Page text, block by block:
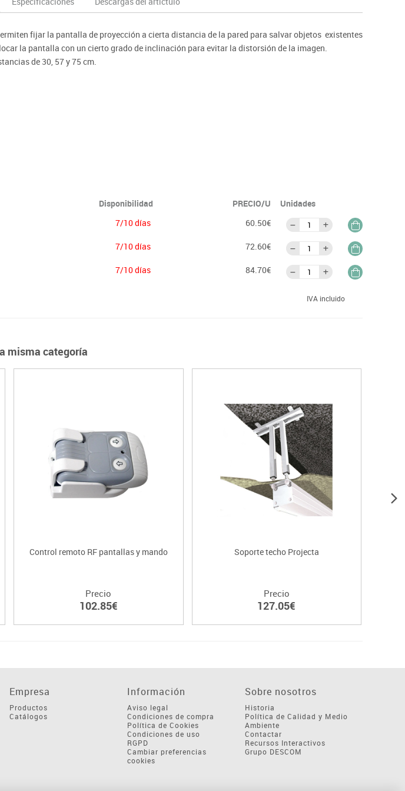
deportiva
Monitores interactivos
Pantallas de proyección
Soportes
fijar la pantalla de proyección a cierta distancia de la pared para salvar objetos existentes
la pantalla con un cierto grado de inclinación para evitar la distorsión de la imagen.
de 30, 57 y 75 cm.
Disponibilidad PRECIO/U
Unidades
7/10 días 60.50€
7/10 días 72.60€
7/10 días 84.70€
IVA incluido
misma categoría
Control remoto RF pantallas y mando
Precio
102.85€
Soporte techo Projecta
Precio
127.05€
Empresa
Productos
Catálogos
Información
Aviso legal
Condiciones de compra
Política de Cookies
Condiciones de uso
RGPD
Cambiar preferencias
cookies
Sobre nosotros
Historia
Política de Calidad y Medio
Ambiente
Contactar
Recursos Interactivos
Grupo DESCOM